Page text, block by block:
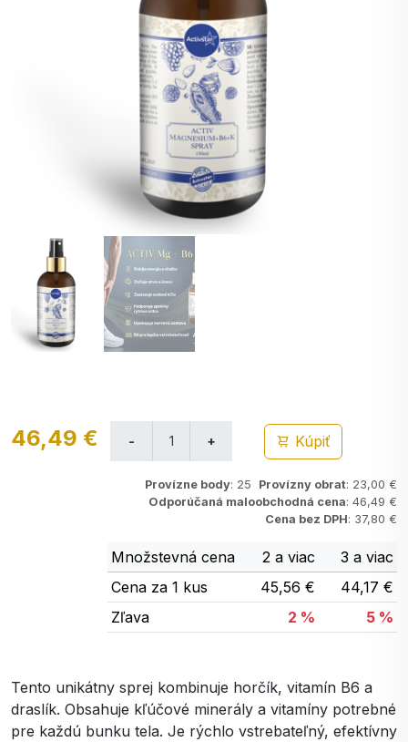
46,49 € Kúpiť
Provízne body: 25 Provízny obrat: 23,00 €
Odporúčaná maloobchodná cena: 46,49 €
Cena bez DPH: 37,80 €
Množstevná cena 2 a viac
3 a viac
Cena za 1 kus
45,56 €
44,17 €
Zľava
2 % 5 %
Tento unikátny sprej kombinuje horčík, vitamín B6 a
draslík. Obsahuje kľúčové minerály a vitamíny potrebné
pre každú bunku tela. Je rýchlo vstrebateľný, efektívny